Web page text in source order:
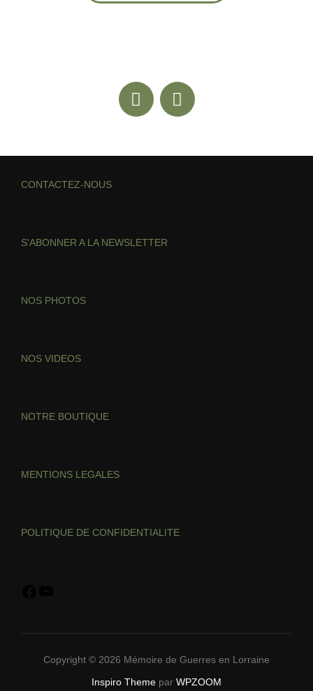
CONTACTEZ-NOUS
S'ABONNER A LA NEWSLETTER
NOS PHOTOS
NOS VIDEOS
NOTRE BOUTIQUE
MENTIONS LEGALES
POLITIQUE DE CONFIDENTIALITE
Copyright © 2026 Mémoire de Guerres en Lorraine
Inspiro Theme par WPZOOM